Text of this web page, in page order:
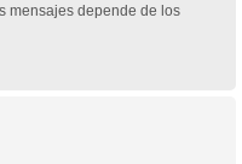
mensajes depende de los